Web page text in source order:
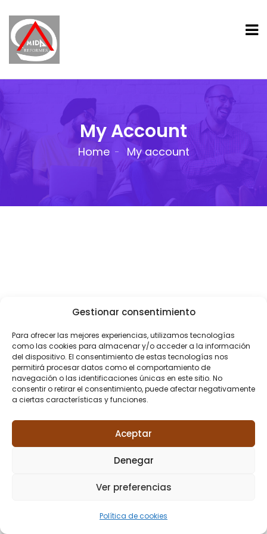
Gestionar consentimiento
Para ofrecer las mejores experiencias, utilizamos tecnologías
como las cookies para almacenar y/o acceder a la información
del dispositivo. El consentimiento de estas tecnologías nos
permitirá procesar datos como el comportamiento de
navegación o las identificaciones únicas en este sitio. No
consentir o retirar el consentimiento, puede afectar negativamente
a ciertas características y funciones.
Aceptar
Denegar
Ver preferencias
Política de cookies
My Account
Home My account